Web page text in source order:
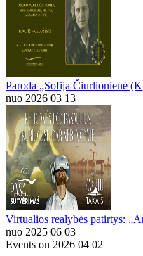
Paroda „Sofija Čiurlionienė
nuo 2026 03 13
Virtualios realybės patirtys:
nuo 2025 06 03
Events on 2026 04 02